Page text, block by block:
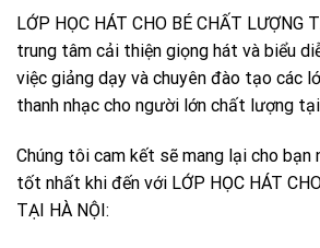
LỚP HỌC HÁT CHO BÉ CHẤT LƯỢNG
trung tâm cải thiện giọng hát và biểu
việc giảng dạy và chuyên đào tạo các
thanh nhạc cho người lớn chất lượng
Chúng tôi cam kết sẽ mang lại cho bạn
tốt nhất khi đến với LỚP HỌC HÁT
TẠI HÀ NỘI: